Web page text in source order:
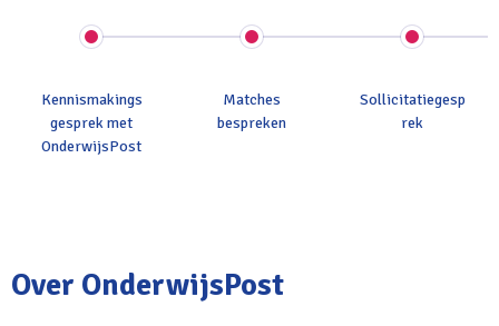
Kennismakings
gesprek met
OnderwijsPost
Matches
bespreken
Sollicitatiegesp
rek
Over OnderwijsPost